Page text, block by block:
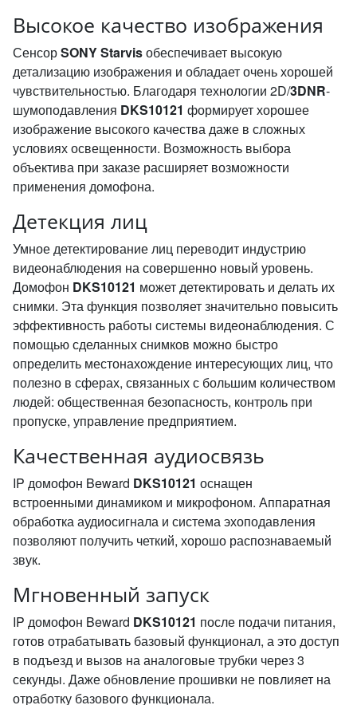
Высокое качество изображения
СенсорSONY Starvisобеспечивает высокую
детализацию изображения и обладает очень хорошей
чувствительностью. Благодаря технологии 2D/3DNR-
шумоподавления DKS10121 формирует хорошее
изображение высокого качества даже в сложных
условиях освещенности. Возможность выбора
объектива при заказе расширяет возможности
применения домофона.
Детекция лиц
Умное детектирование лиц переводит индустрию
видеонаблюдения на совершенно новый уровень.
Домофон DKS10121 может детектировать и делать их
снимки. Эта функция позволяет значительно повысить
эффективность работы системы видеонаблюдения. С
помощью сделанных снимков можно быстро
определить местонахождение интересующих лиц, что
полезно в сферах, связанных с большим количеством
людей: общественная безопасность, контроль при
пропуске, управление предприятием.
Качественная аудиосвязь
IP домофон Beward DKS10121 оснащен
встроенными динамиком и микрофоном. Аппаратная
обработка аудиосигнала и система эхоподавления
позволяют получить четкий, хорошо распознаваемый
звук.
Мгновенный запуск
IP домофон Beward DKS10121 после подачи питания,
готов отрабатывать базовый функционал, а это доступ
в подъезд и вызов на аналоговые трубки через 3
секунды. Даже обновление прошивки не повлияет на
отработку базового функционала.